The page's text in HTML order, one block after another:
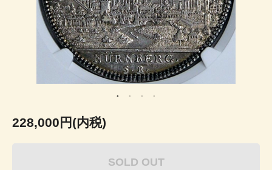
228,000円(内税)
SOLD OUT